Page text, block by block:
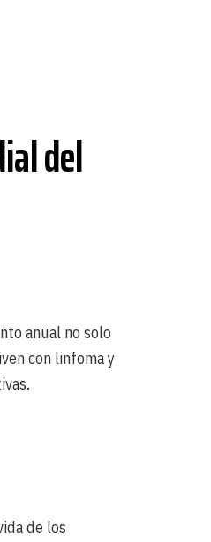
del
anual no solo
con linfoma y
de los